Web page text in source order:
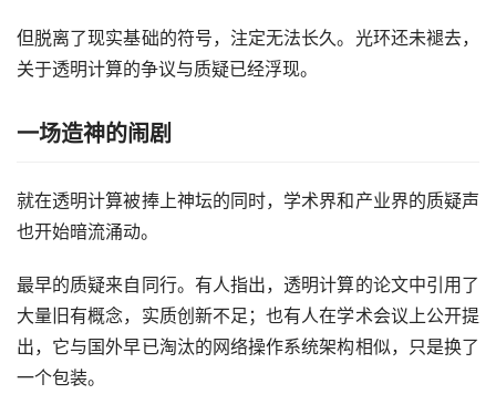
但脱离了现实基础的符号，注定无法长久。光环还未褪去，
关于透明计算的争议与质疑已经浮现。
一场造神的闹剧
就在透明计算被捧上神坛的同时，学术界和产业界的质疑声
也开始暗流涌动。
最早的质疑来自同行。有人指出，透明计算的论文中引用了
大量旧有概念，实质创新不足；也有人在学术会议上公开提
出，它与国外早已淘汰的网络操作系统架构相似，只是换了
一个包装。